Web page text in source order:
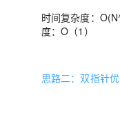
时间复杂
度：O（1）
思路二：双指针